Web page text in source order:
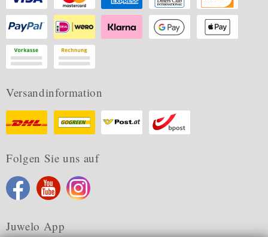
Versandinformation
Folgen Sie uns auf
Juwelo App